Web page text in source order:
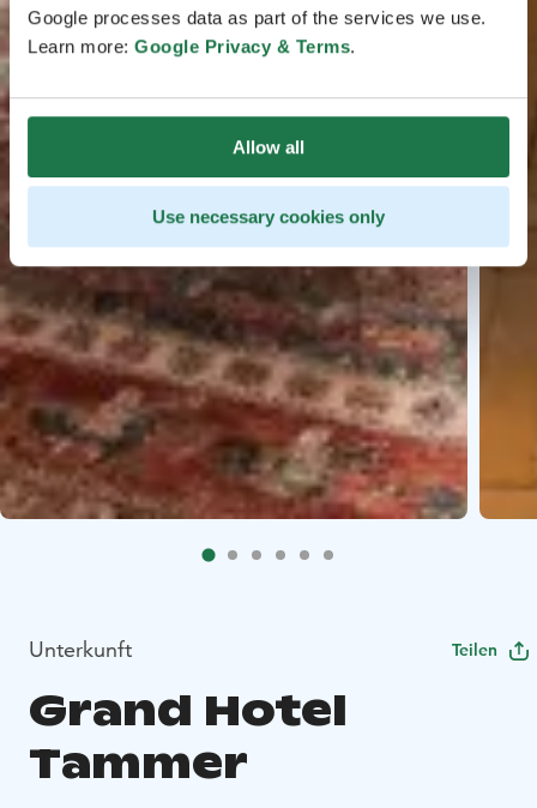
Google processes data as part of the services we use.
Learn more: Google Privacy & Terms.
Allow all
Use necessary cookies only
Unterkunft Teilen
Grand Hotel
Tammer